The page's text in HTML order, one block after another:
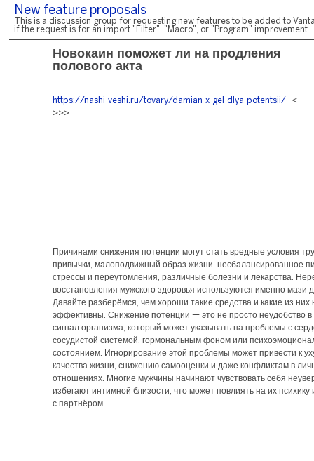
New feature proposals
This is a discussion group for requesting new features to be added to
if the request is for an import "Filter", "Macro", or "Program" improvement.
Новокаин поможет ли на продления
полового акта
https://nashi-veshi.ru/tovary/damian-x-gel-dlya-potentsii/ < - -
>>>
Причинами снижения потенции могут стать вредные условия
привычки, малоподвижный образ жизни, несбалансированное
стрессы и переутомления, различные болезни и лекарства.
восстановления мужского здоровья используются именно мази
Давайте разберёмся, чем хороши такие средства и какие из них
эффективны. Снижение потенции — это не просто неудобство в
сигнал организма, который может указывать на проблемы с
сосудистой системой, гормональным фоном или
состоянием. Игнорирование этой проблемы может привести к
качества жизни, снижению самооценки и даже конфликтам в
отношениях. Многие мужчины начинают чувствовать себя
избегают интимной близости, что может повлиять на их
с партнёром.